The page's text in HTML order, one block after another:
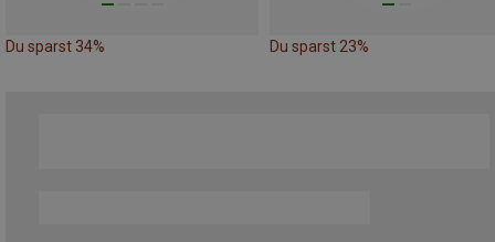
Du sparst 34% Du sparst 23%